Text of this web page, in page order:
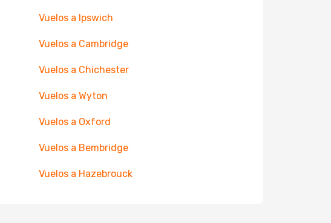
Vuelos a Ipswich
Vuelos a Cambridge
Vuelos a Chichester
Vuelos a Wyton
Vuelos a Oxford
Vuelos a Bembridge
Vuelos a Hazebrouck